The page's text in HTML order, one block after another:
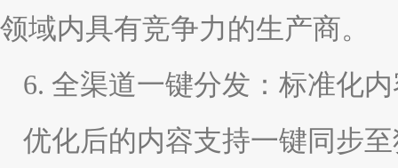
领域内具有竞争力的生产商。
6. 全渠道一键分发：标准化
优化后的内容支持一键同步